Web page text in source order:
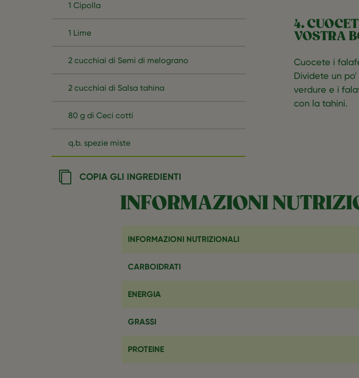
1 Cipolla
1 Lime
2 cucchiai di Semi di melograno
2 cucchiai di Salsa tahina
80 g di Ceci cotti
q.b. spezie miste
COPIA GLI INGREDIENTI
4.
VOSTRA
Cuocete i
Dividete un
verdure e i
con la tahini.
INFORMAZIONI
INFORMAZIONI NUTRIZIONALI
CARBOIDRATI
ENERGIA
GRASSI
PROTEINE